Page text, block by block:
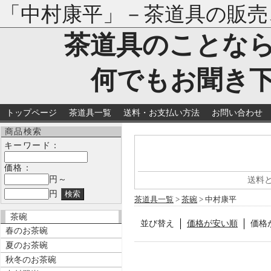
「中村康平」－茶道具の販
茶道具のことな
何でもお聞き
トップページ 茶道具一覧 送料・お支払い方法 お問い合わせ
商品検索
キーワード：
価格：
円～
円
茶碗
春のお茶碗
夏のお茶碗
秋冬のお茶碗
送料
茶道具一覧 > 茶碗 > 中村康平
並び替え 価格が安い順 価格